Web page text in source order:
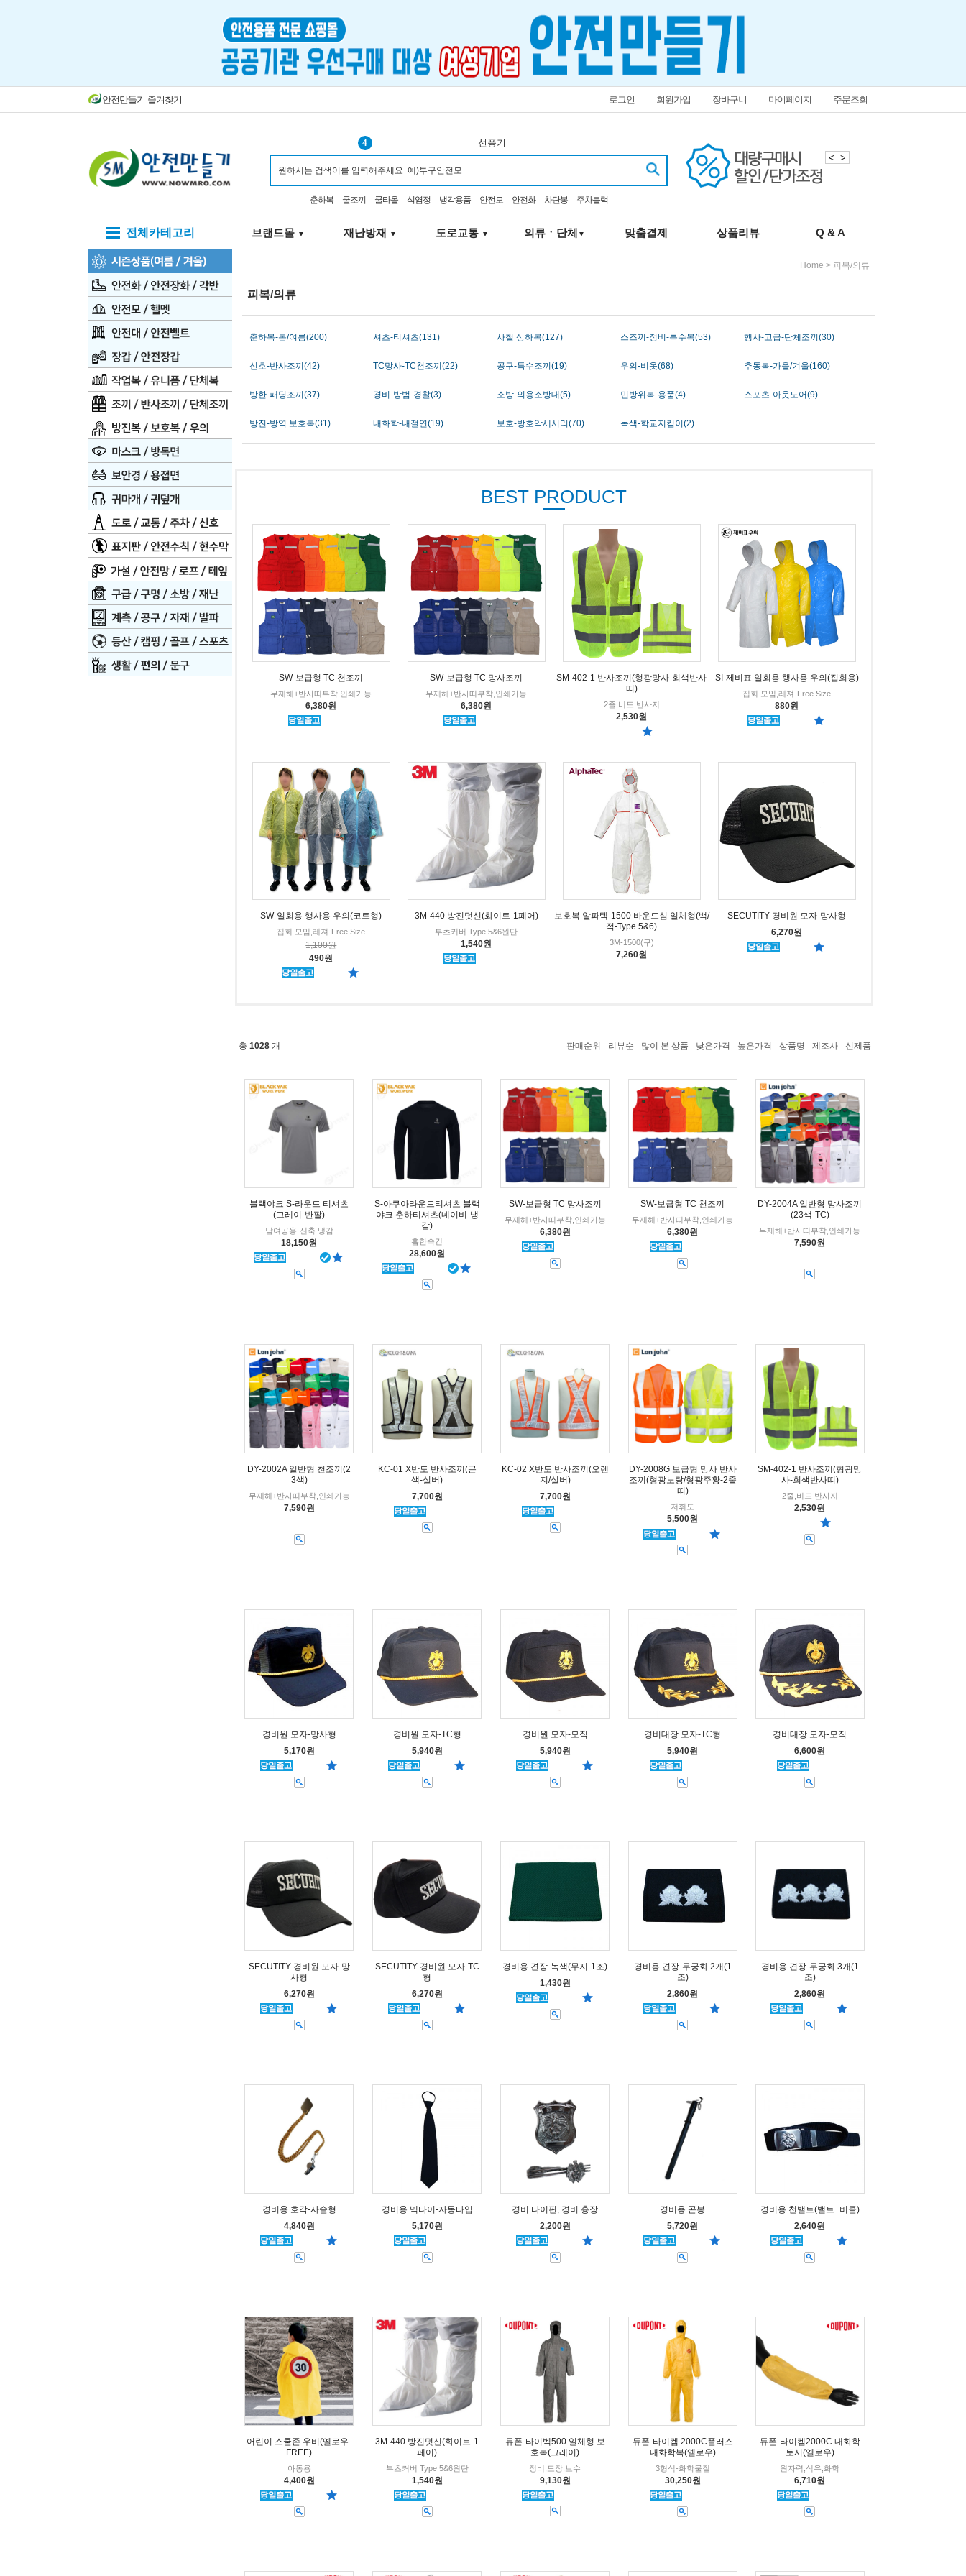
안전만들기 즐겨찾기 로그인 회원가입 장바구니 마이페이지 주문조회
4
선풍기
7
벨트
9
재난키트
3
오토스
춘하복 쿨조끼 쿨타올 식염정 냉각용품 안전모 안전화 차단봉 주차블럭
< >
전체카테고리 브랜드몰 ▼ 재난방재 ▼ 도로교통 ▼ 의류ㆍ단체 ▼ 맞춤결제 상품리뷰 Q & A
Home > 피복/의류
피복/의류
춘하복-봄/여름(200) 셔츠-티셔츠(131) 사철 상하복(127) 스즈끼-정비-특수복(53) 행사-고급-단체조끼(30)
신호-반사조끼(42) TC망사-TC천조끼(22) 공구-특수조끼(19) 우의-비옷(68) 추동복-가을/겨울(160)
방한-패딩조끼(37) 경비-방범-경찰(3) 소방-의용소방대(5) 민방위복-용품(4) 스포츠-아웃도어(9)
방진-방역 보호복(31) 내화학-내절연(19) 보호-방호악세서리(70) 녹색-학교지킴이(2)
BEST PRODUCT
SW-보급형 TC 천조끼
무재해+반사띠부착,인쇄가능
6,380원
SW-보급형 TC 망사조끼
무재해+반사띠부착,인쇄가능
6,380원
SM-402-1 반사조끼(형광망사-회색반사
띠)
2줄,비드 반사지
2,530원
SI-제비표 일회용 행사용 우의(집회용)
집회.모임,레져-Free Size
880원
SW-일회용 행사용 우의(코트형)
집회.모임,레져-Free Size
1,100원
490원
3M-440 방진덧신(화이트-1페어)
부츠커버 Type 5&6원단
1,540원
보호복 알파텍-1500 바운드심 일체형(백/
적-Type 5&6)
3M-1500(구)
7,260원
SECUTITY 경비원 모자-망사형
6,270원
총 1028 개 판매순위 리뷰순 많이 본 상품 낮은가격 높은가격 상품명 제조사 신제품
블랙야크 S-라운드 티셔츠
(그레이-반팔)
남여공용-신축.냉감
18,150원
S-아쿠아라운드티셔츠 블랙
야크 춘하티셔츠(네이비-냉
감)
흡한속건
28,600원
SW-보급형 TC 망사조끼
무재해+반사띠부착,인쇄가능
6,380원
SW-보급형 TC 천조끼
무재해+반사띠부착,인쇄가능
6,380원
DY-2004A 일반형 망사조끼
(23색-TC)
무재해+반사띠부착,인쇄가능
7,590원
DY-2002A 일반형 천조끼(2
3색)
무재해+반사띠부착,인쇄가능
7,590원
KC-01 X반도 반사조끼(곤
색-실버)
7,700원
KC-02 X반도 반사조끼(오렌
지/실버)
7,700원
DY-2008G 보급형 망사 반사
조끼(형광노랑/형광주황-2줄
띠)
저휘도
5,500원
SM-402-1 반사조끼(형광망
사-회색반사띠)
2줄,비드 반사지
2,530원
경비원 모자-망사형
5,170원
경비원 모자-TC형
5,940원
경비원 모자-모직
5,940원
경비대장 모자-TC형
5,940원
경비대장 모자-모직
6,600원
SECUTITY 경비원 모자-망
사형
6,270원
SECUTITY 경비원 모자-TC
형
6,270원
경비용 견장-녹색(무지-1조)
1,430원
경비용 견장-무궁화 2개(1
조)
2,860원
경비용 견장-무궁화 3개(1
조)
2,860원
경비용 호각-사슬형
4,840원
경비용 넥타이-자동타입
5,170원
경비 타이핀, 경비 흉장
2,200원
경비용 곤봉
5,720원
경비용 천밸트(밸트+버클)
2,640원
어린이 스쿨존 우비(옐로우-
FREE)
아동용
4,400원
3M-440 방진덧신(화이트-1
페어)
부츠커버 Type 5&6원단
1,540원
듀폰-타이벡500 일체형 보
호복(그레이)
정비,도장,보수
9,130원
듀폰-타이켐 2000C플러스
내화학복(옐로우)
3형식-화학물질
30,250원
듀폰-타이켐2000C 내화학
토시(옐로우)
원자력,석유,화학
6,710원